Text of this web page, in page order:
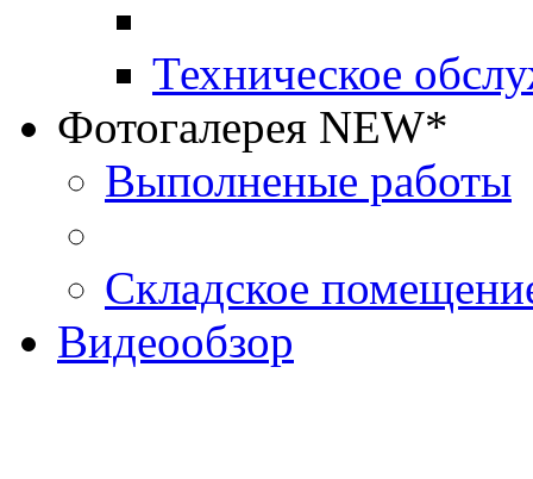
Техническое
Фотогалерея NEW*
Выполненые работы
Складское
Видеообзор